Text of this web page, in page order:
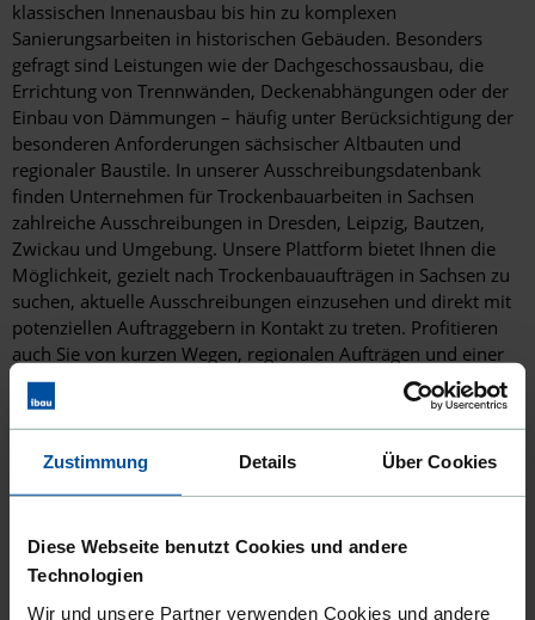
Zustimmung Details Über Cookies
Diese Webseite benutzt Cookies und andere
Technologien
Wir und unsere Partner verwenden Cookies und andere
klassischen Innenausbau bis hin zu komplexen
Sanierungsarbeiten in historischen Gebäuden. Besonders
gefragt sind Leistungen wie der Dachgeschossausbau, die
Errichtung von Trennwänden, Deckenabhängungen oder der
Einbau von Dämmungen – häufig unter Berücksichtigung der
besonderen Anforderungen sächsischer Altbauten und
regionaler Baustile. In unserer Ausschreibungsdatenbank
finden Unternehmen für Trockenbauarbeiten in Sachsen
zahlreiche Ausschreibungen in Dresden, Leipzig, Bautzen,
Zwickau und Umgebung. Unsere Plattform bietet Ihnen die
Möglichkeit, gezielt nach Trockenbauaufträgen in Sachsen zu
suchen, aktuelle Ausschreibungen einzusehen und direkt mit
potenziellen Auftraggebern in Kontakt zu treten. Profitieren
auch Sie von kurzen Wegen, regionalen Aufträgen und einer
starken Vernetzung innerhalb des Freistaats.
Ähnliche Rubriken wie Trockenbauarbeiten
Trockenbauarbeiten
Installationswände
Wandverkleidung